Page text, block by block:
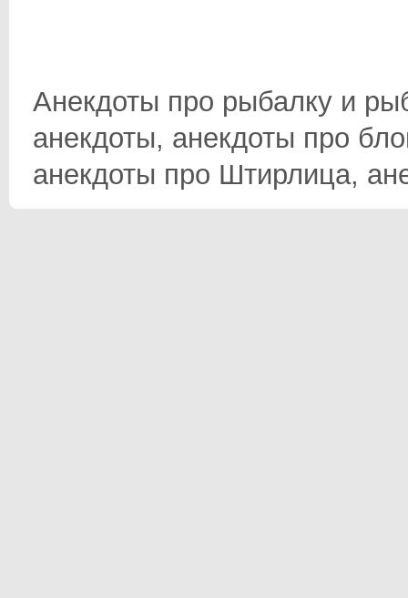
Анекдоты про рыбалку и
анекдоты, анекдоты про
анекдоты про Штирлица,